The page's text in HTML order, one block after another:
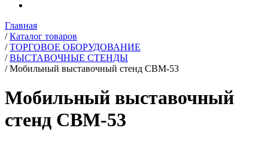
Главная
/ Каталог товаров
/ ТОРГОВОЕ ОБОРУДОВАНИЕ
/ ВЫСТАВОЧНЫЕ СТЕНДЫ
/ Мобильный выставочный стенд СВМ-53
Мобильный выставочный
стенд СВМ-53